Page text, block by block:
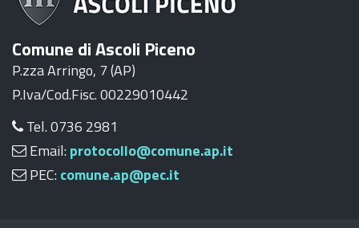
Comune di Ascoli Piceno
P.zza Arringo, 7 (AP)
P.Iva/Cod.Fisc. 00229010442
Tel. 0736 2981
Email: protocollo@comune.ap.it
PEC: comune.ap@pec.it